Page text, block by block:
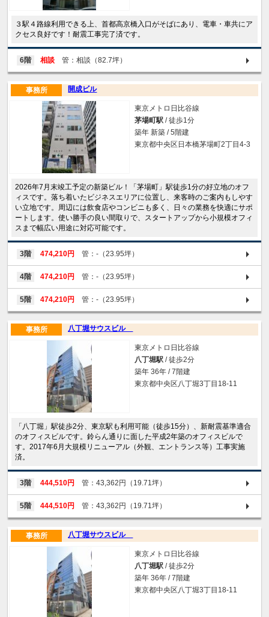
３駅４路線利用できる上、首都高京橋入口がそばにあり、電車・車共にア
クセス良好です！耐震工事完了済です。
6階 相談 管：相談（82.7坪）
開成ビル
事務所
東京メトロ日比谷線
茅場町駅 / 徒歩1分
築年 新築 / 5階建
東京都中央区日本橋茅場町2丁目4-3
2026年7月末竣工予定の新築ビル！「茅場町」駅徒歩1分の好立地のオフ
ィスです。落ち着いたビジネスエリアに位置し、来客時のご案内もしやす
い立地です。周辺には飲食店やコンビニも多く、日々の業務を快適にサポ
ートします。使い勝手の良い間取りで、スタートアップから小規模オフィ
スまで幅広い用途に対応可能です。
3階 474,210円 管：-（23.95坪）
4階 474,210円 管：-（23.95坪）
5階 474,210円 管：-（23.95坪）
八丁堀サウスビル
事務所
東京メトロ日比谷線
八丁堀駅 / 徒歩2分
築年 36年 / 7階建
東京都中央区八丁堀3丁目18-11
「八丁堀」駅徒歩2分、東京駅も利用可能（徒歩15分）、新耐震基準適合
のオフィスビルです。鈴らん通りに面した平成2年築のオフィスビルで
す。2017年6月大規模リニューアル（外観、エントランス等）工事実施
済。
3階 444,510円 管：43,362円（19.71坪）
5階 444,510円 管：43,362円（19.71坪）
八丁堀サウスビル
事務所
東京メトロ日比谷線
八丁堀駅 / 徒歩2分
築年 36年 / 7階建
東京都中央区八丁堀3丁目18-11